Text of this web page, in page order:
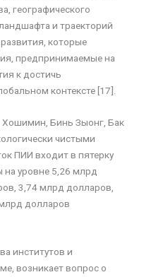
географического
и траекторий
которые
предпринимаемые на
к достичь
контексте [17].
Бинь Зыонг, Бак
чистыми
ПИИ входит в пятерку
на уровне 5,26 млрд
3,74 млрд долларов,
долларов
институтов и
возникает вопрос о